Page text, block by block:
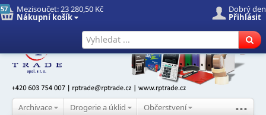
57 Mezisoučet:23 280,50 Kč
Nákupní košík
Dobrý den
Přihlásit
Hledat
Archivace Drogerie a úklid Občerstvení ...